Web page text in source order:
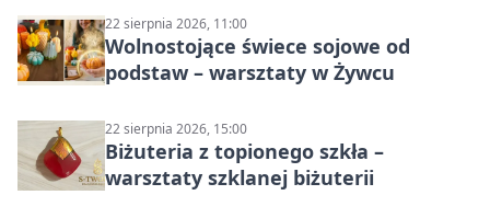
22 sierpnia 2026, 11:00
Wolnostojące świece sojowe od
podstaw – warsztaty w Żywcu
22 sierpnia 2026, 15:00
Biżuteria z topionego szkła –
warsztaty szklanej biżuterii